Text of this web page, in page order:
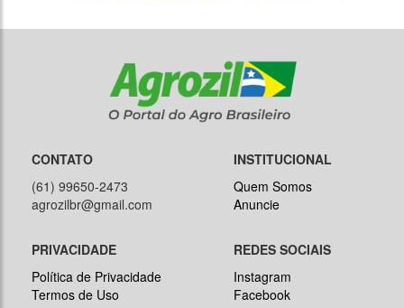
CONTATO
(61) 99650-2473
agrozilbr@gmail.com
INSTITUCIONAL
Quem Somos
Anuncie
PRIVACIDADE
Política de Privacidade
Termos de Uso
REDES SOCIAIS
Instagram
Facebook